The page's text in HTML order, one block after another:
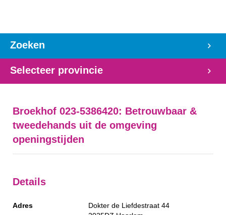
Zoeken
Selecteer provincie
Broekhof 023-5386420: Betrouwbaar &
tweedehands uit de omgeving
openingstijden
Details
Adres
Dokter de Liefdestraat 44